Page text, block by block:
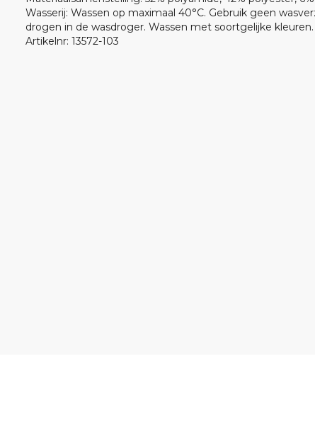
Wasserij: Wassen op maximaal 40°C. Gebruik geen
drogen in de wasdroger. Wassen met soortgelijke kleuren.
Artikelnr: 13572-103